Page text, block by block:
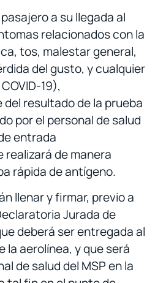
a su llegada al
relacionados con la
tos, malestar general,
del gusto, y cualquier
19),
resultado de la prueba
por el personal de salud
entrada
de manera
rápida de antígeno.
llenar y firmar, previo a
Jurada de
deberá ser entregada al
la aerolínea, y que será
de salud del MSP en la